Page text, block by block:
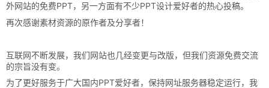
外网站的免费PPT，另一方面有不少PPT设计爱好者的热心投稿。
再次感谢素材资源的原作者及分享者！
互联网不断发展，我们网站也几经变更与改版，但我们资源免费交流
的宗旨没有变。
为了更好服务于广大国内PPT爱好者，保持网址服务器稳定运行，我